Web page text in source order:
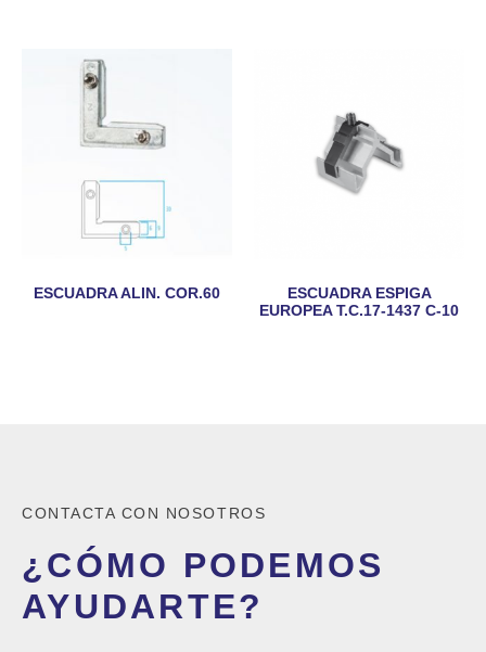
ESCUADRA ALIN. COR.60
ESCUADRA ESPIGA
EUROPEA T.C.17-1437 C-10
CONTACTA CON NOSOTROS
¿CÓMO PODEMOS
AYUDARTE?